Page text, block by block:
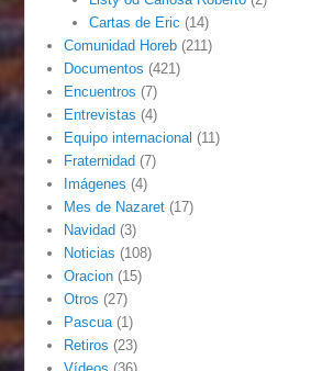
Cartas de Eric (14)
Comunidad Horeb (211)
Documentos (421)
Encuentros (7)
Entrevistas (4)
Equipo internacional (11)
Fraternidad (7)
Imágenes (4)
Mes de Nazaret (17)
Navidad (3)
Noticias (108)
Oracion (15)
Otros (27)
Pascua (1)
Retiros (23)